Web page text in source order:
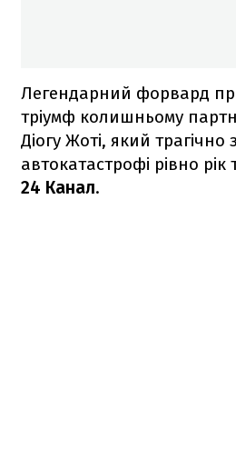
Легендарний форвард
тріумф колишньому
Діогу Жоті, який трагічно
автокатастрофі рівно
24 Канал.